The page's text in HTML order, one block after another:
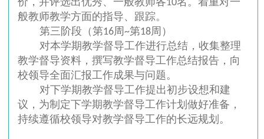
价，并评选出优秀、一般教师各10名。着重对一
般教师教学方面的指导、跟踪。
第三阶段（第16周~第18周）
对本学期教学督导工作进行总结，收集整理
教学督导资料，撰写教学督导工作总结报告，向
校领导全面汇报工作成果与问题。
对下学期教学督导工作提出初步设想和建
议，为制定下学期教学督导工作计划做好准备，
持续遵循校领导对教学督导工作的长远规划。